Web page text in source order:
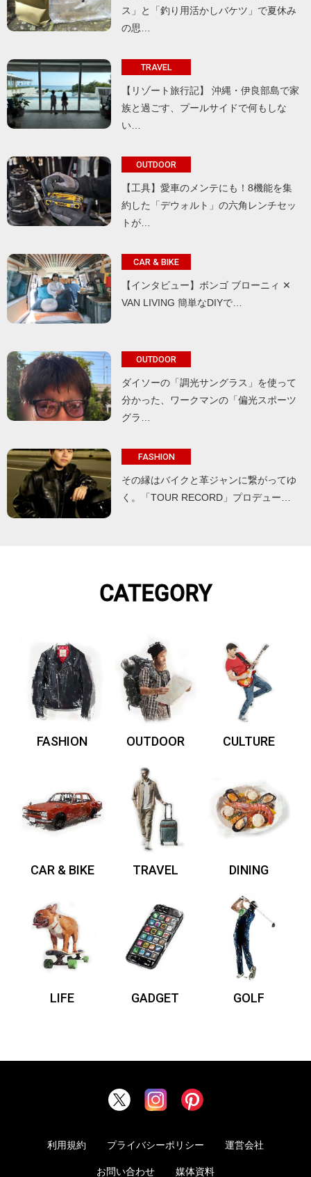
ス」と「釣り用活かしバケツ」で夏休み
の思…
TRAVEL
【リゾート旅行記】 沖縄・伊良部島で家
族と過ごす、プールサイドで何もしな
い…
OUTDOOR
【工具】愛車のメンテにも！8機能を集
約した「デウォルト」の六角レンチセッ
トが…
CAR & BIKE
【インタビュー】ボンゴ ブローニィ ✕
VAN LIVING 簡単なDIYで…
OUTDOOR
ダイソーの「調光サングラス」を使って
分かった、ワークマンの「偏光スポーツ
グラ…
FASHION
その縁はバイクと革ジャンに繋がってゆ
く。「TOUR RECORD」プロデュー…
CATEGORY
FASHION OUTDOOR CULTURE
CAR & BIKE TRAVEL DINING
LIFE GADGET GOLF
利用規約 プライバシーポリシー 運営会社
お問い合わせ 媒体資料